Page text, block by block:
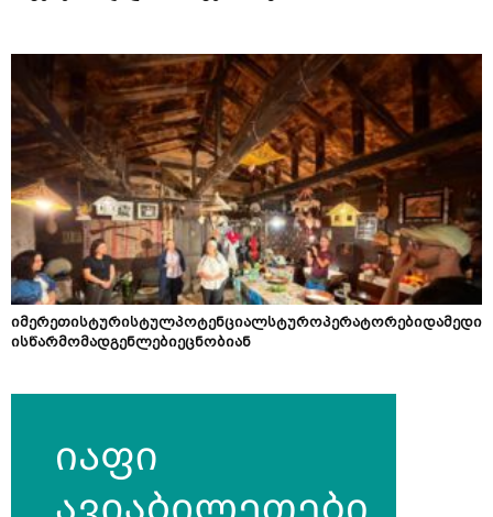
იმერეთისტურისტულპოტენციალსტუროპერატორებიდამედი
ისწარმომადგენლებიეცნობიან